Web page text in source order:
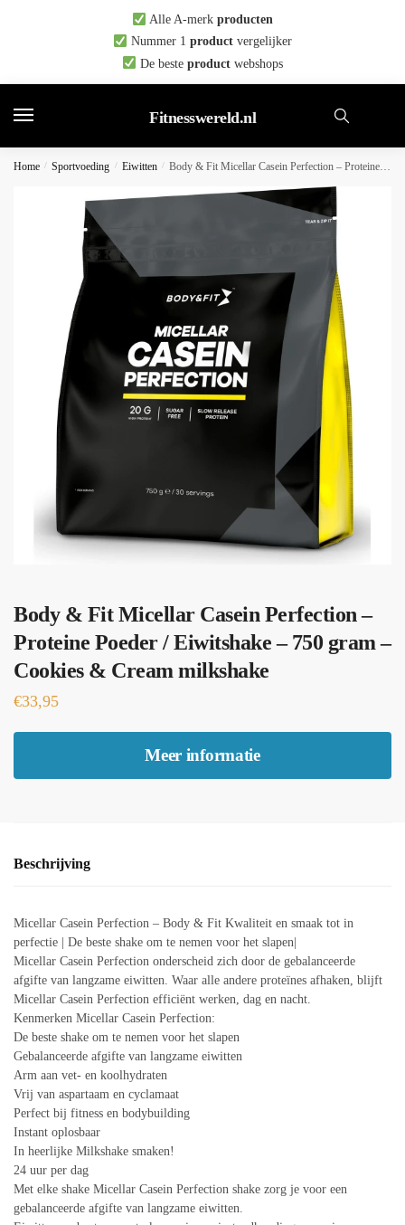
Alle A-merk producten
Nummer 1 productvergelijker
De beste productwebshops
Fitnesswereld.nl
Home / Sportvoeding / Eiwitten / Body & Fit Micellar Casein Perfection – Proteine Poeder / Eiwitshake – 750 gram – Cookies & Cream milkshake
Body & Fit Micellar Casein Perfection –
Proteine Poeder / Eiwitshake – 750 gram –
Cookies & Cream milkshake
€33,95
Meer informatie
Beschrijving
Micellar Casein Perfection – Body & Fit Kwaliteit en smaak tot in
perfectie | De beste shake om te nemen voor het slapen|
Micellar Casein Perfection onderscheid zich door de gebalanceerde
afgifte van langzame eiwitten. Waar alle andere proteïnes afhaken, blijft
Micellar Casein Perfection efficiënt werken, dag en nacht.
Kenmerken Micellar Casein Perfection:
De beste shake om te nemen voor het slapen
Gebalanceerde afgifte van langzame eiwitten
Arm aan vet- en koolhydraten
Vrij van aspartaam en cyclamaat
Perfect bij fitness en bodybuilding
Instant oplosbaar
In heerlijke Milkshake smaken!
24 uur per dag
Met elke shake Micellar Casein Perfection shake zorg je voor een
gebalanceerde afgifte van langzame eiwitten.